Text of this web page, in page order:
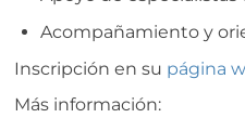
Acompañamiento y
Inscripción en su página
Más información: